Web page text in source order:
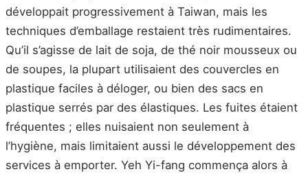
développait progressivement à Taiwan, mais les
techniques d’emballage restaient très rudimentaires.
Qu’il s’agisse de lait de soja, de thé noir mousseux ou
de soupes, la plupart utilisaient des couvercles en
plastique faciles à déloger, ou bien des sacs en
plastique serrés par des élastiques. Les fuites étaient
fréquentes ; elles nuisaient non seulement à
l’hygiène, mais limitaient aussi le développement des
services à emporter. Yeh Yi-fang commença alors à